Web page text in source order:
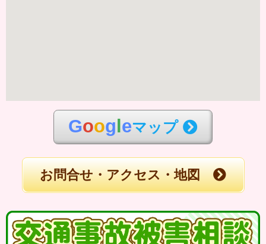
Goog eマップ
お問合せ・アクセス・地図